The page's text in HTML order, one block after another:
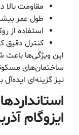
مقاومت بالا
طول عمر
استفاده از
کنترل دقیق
این ویژگی‌ها باعث
ساختمان‌های
نیز گزینه‌ای ایده‌آل
ایزوگام